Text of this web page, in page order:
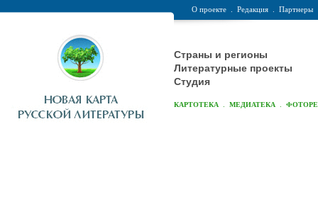
О проекте Редакция Партнеры
Страны и регионы
Литературные проекты
Студия
КАРТОТЕКА МЕДИАТЕКА